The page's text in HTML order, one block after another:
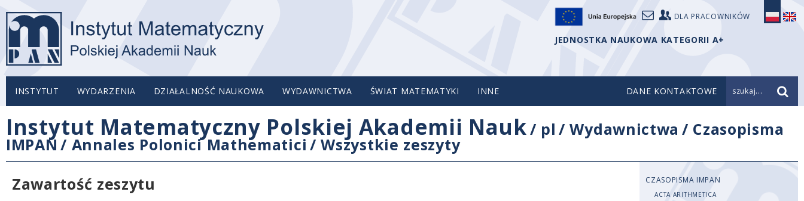
DLA PRACOWNIKÓW
JEDNOSTKA NAUKOWA KATEGORII A+
INSTYTUT WYDARZENIA DZIAŁALNOŚĆ NAUKOWA WYDAWNICTWA ŚWIAT MATEMATYKI INNE DANE KONTAKTOWE szukaj...
Instytut Matematyczny Polskiej Akademii Nauk/ pl /Wydawnictwa / Czasopisma
IMPAN / Annales Polonici Mathematici /Wszystkie zeszyty
Zawartość zeszytu
CZASOPISMA IMPAN
ACTA ARITHMETICA